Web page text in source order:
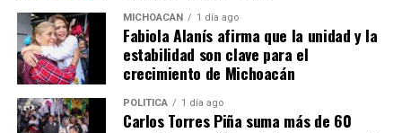
Me gusta esto:
MICHOACÁN 1 día ago
Fabiola Alanís afirma que la unidad y la
estabilidad son clave para el
crecimiento de Michoacán
POLÍTICA 1 día ago
Carlos Torres Piña suma más de 60